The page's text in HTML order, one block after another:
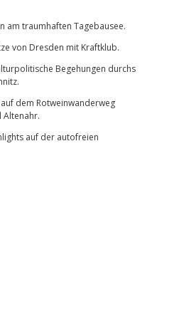
am traumhaften Tagebausee.
von Dresden mit Kraftklub.
Begehungen durchs
dem Rotweinwanderweg
Altenahr.
auf der autofreien